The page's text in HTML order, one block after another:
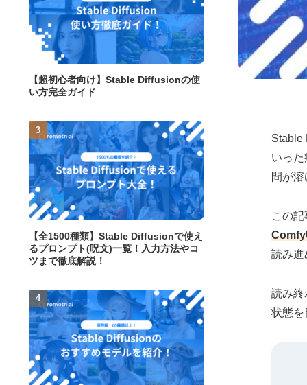
Stable
いっ
間が
この
読み進
読み終
状態を
【超初心者向け】Stable Diffusionの使
い方完全ガイド
【全1500種類】Stable Diffusionで使え
るプロンプト(呪文)一覧！入力方法やコ
ツまで徹底解説！